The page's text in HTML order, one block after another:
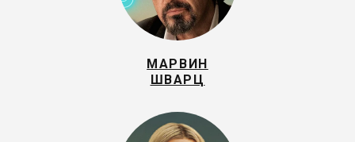
МАРВИН
ШВАРЦ